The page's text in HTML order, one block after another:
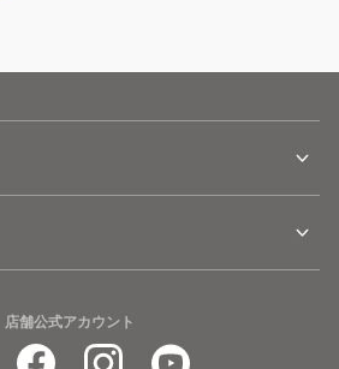
店舗公式アカウント